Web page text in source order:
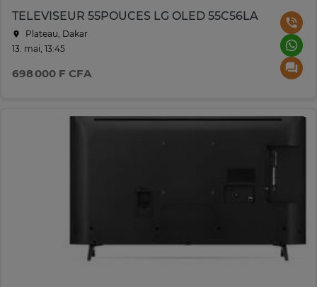
TELEVISEUR 55POUCES LG OLED 55C56LA
Plateau, Dakar
13. mai, 13:45
698 000 F CFA